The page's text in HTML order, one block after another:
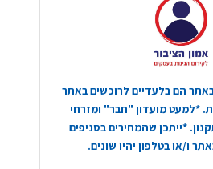
הם בלעדיים לרוכשים באתר
*למעט מועדון "חבר" ומזרחי
*ייתכן שהמחירים בסניפים
ו/או בטלפון יהיו שונים.